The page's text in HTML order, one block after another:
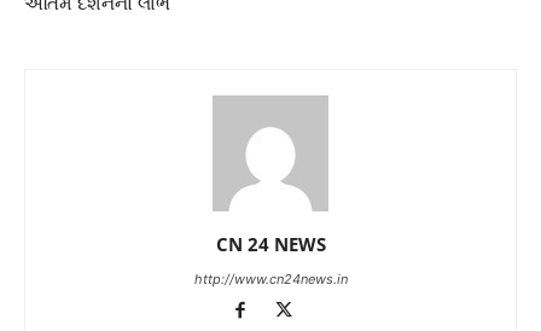
CN 24 NEWS
http://www.cn24news.in